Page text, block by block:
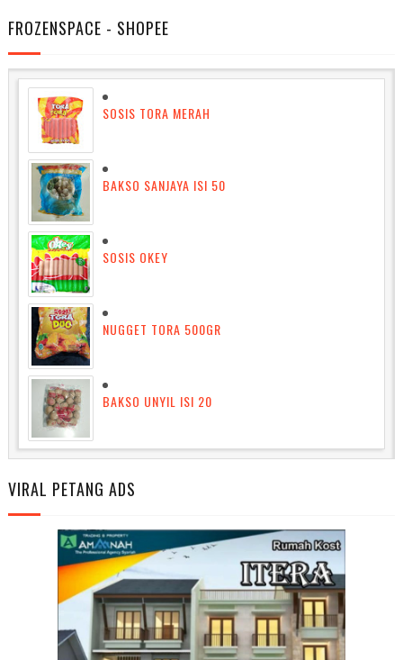
FROZENSPACE - SHOPEE
SOSIS TORA MERAH
BAKSO SANJAYA ISI 50
SOSIS OKEY
NUGGET TORA 500GR
BAKSO UNYIL ISI 20
VIRAL PETANG ADS